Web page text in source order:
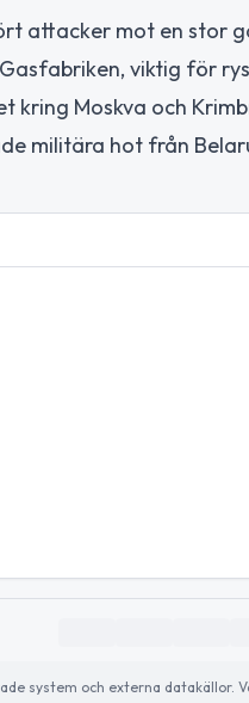
attacker mot en stor
viktig för
Moskva och
militära hot från
system och externa